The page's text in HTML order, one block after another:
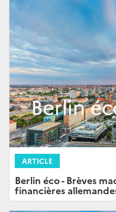
ARTICLE
Berlin éco - Brèves
financières